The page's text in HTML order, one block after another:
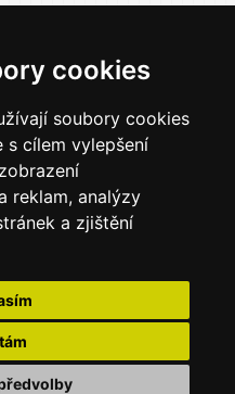
cookies
soubory cookies
s cílem vylepšení
reklam, analýzy
a zjištění